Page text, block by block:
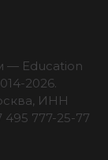
— Education
2026.
ИНН
495 777-25-77